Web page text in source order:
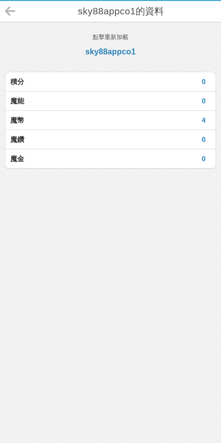
sky88appco1的資料
點擊重新加載
sky88appco1
0
積分
0
魔能
4
魔幣
0
魔鑽
0
魔金